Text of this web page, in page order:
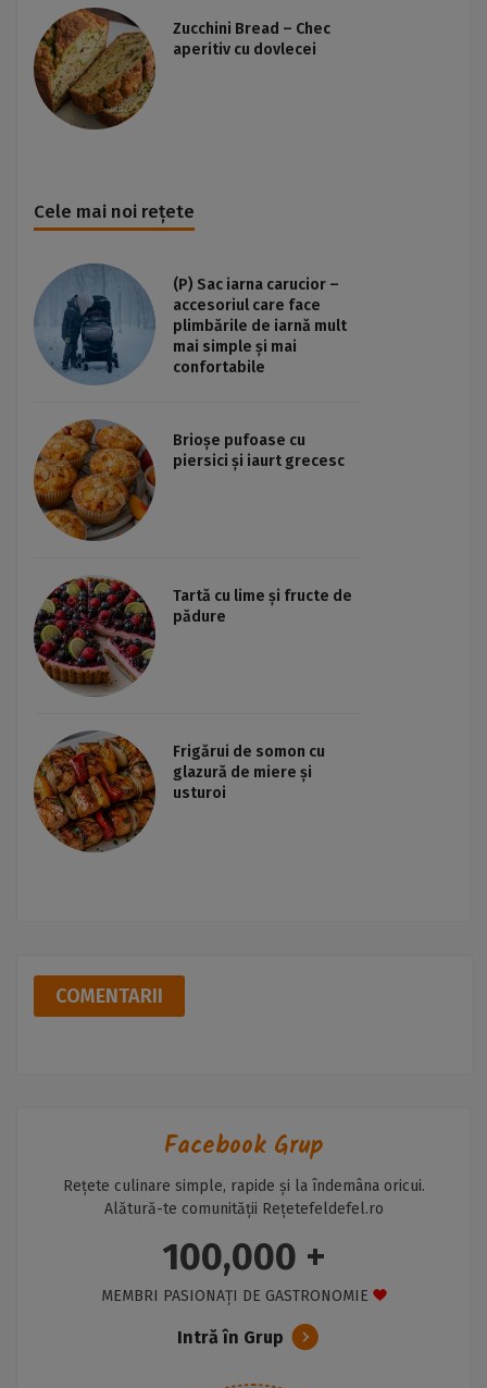
Zucchini Bread – Chec
aperitiv cu dovlecei
Cele mai noi rețete
(P) Sac iarna carucior –
accesoriul care face
plimbările de iarnă mult
mai simple și mai
confortabile
Brioșe pufoase cu
piersici și iaurt grecesc
Tartă cu lime și fructe de
pădure
Frigărui de somon cu
glazură de miere și
usturoi
COMENTARII
Facebook Grup
Rețete culinare simple, rapide și la îndemâna oricui.
Alătură-te comunității Rețetefeldefel.ro
100,000 +
MEMBRI PASIONAȚI DE GASTRONOMIE
Intră în Grup